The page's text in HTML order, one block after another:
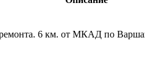
ремонта. 6 км. от МКАД по